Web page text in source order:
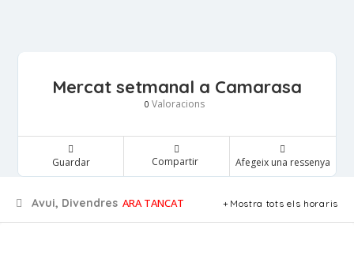
Mercat setmanal a Camarasa
0 Valoracions
Guardar Compartir Afegeix una ressenya
Avui, Divendres ARA TANCAT Mostra tots els horaris